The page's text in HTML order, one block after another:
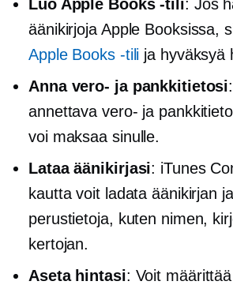
Luo Apple Books -tili: Jos
äänikirjoja Apple Booksissa,
Apple Books -tili ja hyväksyä
Anna vero- ja pankkitietosi
annettava vero- ja
voi maksaa sinulle.
Lataa äänikirjasi: iTunes
kautta voit ladata äänikirjan
perustietoja, kuten nimen,
kertojan.
Aseta hintasi: Voit